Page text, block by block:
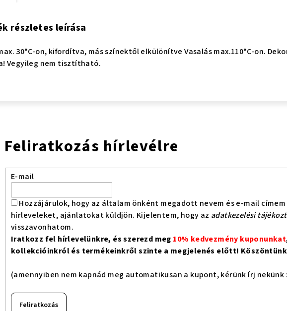
részletes leírása
30°C-on, kifordítva, más színektől elkülönítve Vasalás max.110°C-on.
Vegyileg nem tisztítható.
Feliratkozás hírlevélre
E-mail
Hozzájárulok, hogy az általam önként megadott nevem és e-mail
hírleveleket, ajánlatokat küldjön. Kijelentem, hogy az adatkezelési
visszavonhatom.
Iratkozz fel hírlevelünkre, és szerezd meg 10% kedvezmény kuponunkat
kollekcióinkról és termékeinkről szinte a megjelenés előtt!
(amennyiben nem kapnád meg automatikusan a kupont, kérünk írj nekünk
Feliratkozás